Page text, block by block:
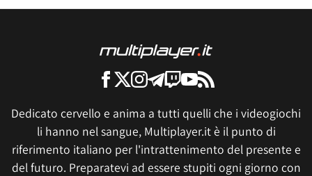
Dedicato cervello e anima a tutti quelli che i videogiochi
li hanno nel sangue, Multiplayer.it è il punto di
riferimento italiano per l'intrattenimento del presente e
del futuro. Preparatevi ad essere stupiti ogni giorno con